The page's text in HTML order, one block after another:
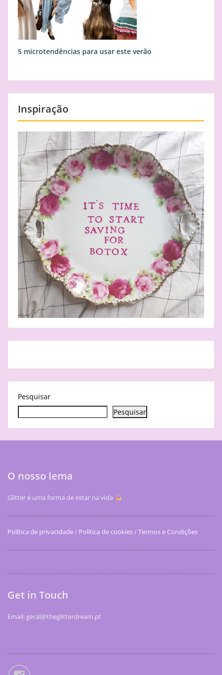
5 microtendências para usar este verão
Inspiração
Pesquisar
Pesquisar
O nosso lema
Glitter é uma forma de estar na vida
Política de privacidade/ Política de cookies/Termos e Condições
Get in Touch
Email: geral@theglitterdream.pt